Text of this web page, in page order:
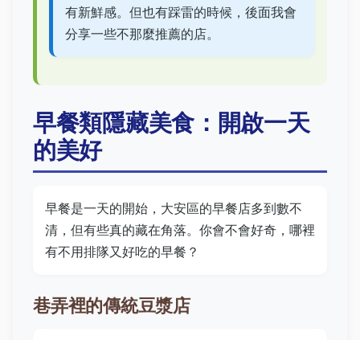
有新鮮感。但也有踩雷的時候，後面我會
分享一些不那麼推薦的店。
早餐類隱藏美食：開啟一天
的美好
早餐是一天的開始，大安區的早餐店多到數不
清，但有些真的藏在角落。你會不會好奇，哪裡
有不用排隊又好吃的早餐？
巷弄裡的傳統豆漿店